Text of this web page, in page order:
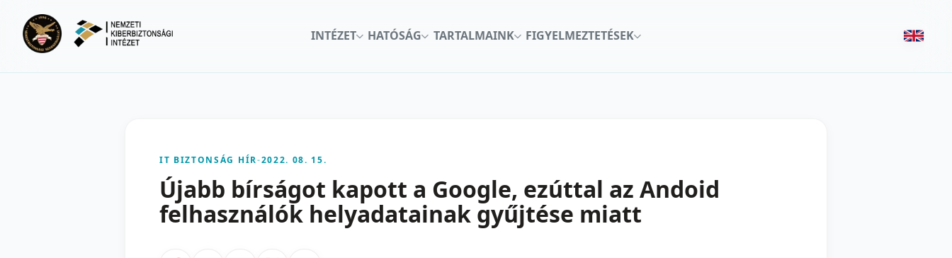
INTÉZET
HATÓSÁG TARTALMAINK FIGYELMEZTETÉSEK
IT BIZTONSÁG HÍR-2022. 08. 15.
Újabb bírságot kapott a Google, ezúttal az Andoid
felhasználók helyadatainak gyűjtése miatt